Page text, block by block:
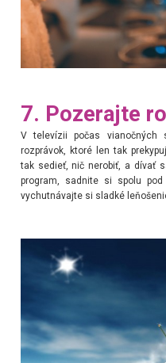
7. Pozerajte
V televízii počas vianočných
rozprávok, ktoré len tak
tak sedieť, nič nerobiť, a dívať
program, sadnite si spolu
vychutnávajte si sladké